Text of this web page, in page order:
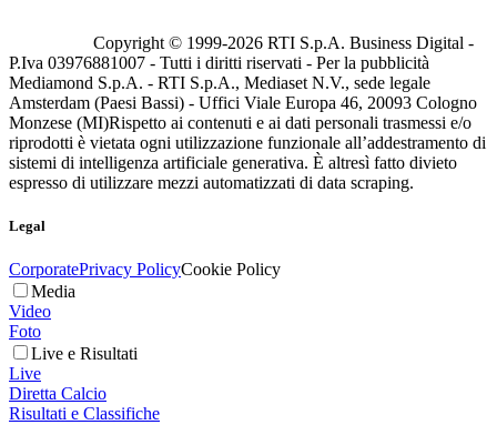
Copyright © 1999-2026 RTI S.p.A. Business Digital -
P.Iva 03976881007 - Tutti i diritti riservati - Per la pubblicità
Mediamond S.p.A. - RTI S.p.A., Mediaset N.V., sede legale
Amsterdam (Paesi Bassi) - Uffici Viale Europa 46, 20093 Cologno
Monzese (MI)Rispetto ai contenuti e ai dati personali trasmessi e/o
riprodotti è vietata ogni utilizzazione funzionale all’addestramento di
sistemi di intelligenza artificiale generativa. È altresì fatto divieto
espresso di utilizzare mezzi automatizzati di data scraping.
Legal
CorporatePrivacy PolicyCookie Policy
Media
Video
Foto
Live e Risultati
Live
Diretta Calcio
Risultati e Classifiche